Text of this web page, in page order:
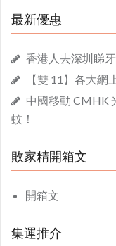
最新優惠
香港人去深圳睇
【雙 11】各大網
中國移動 CMHK
蚊！
敗家精開箱文
開箱文
集運推介